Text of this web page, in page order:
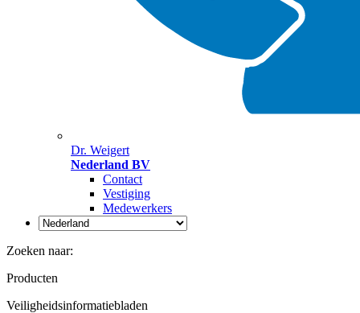
Dr. Weigert
Nederland BV
Contact
Vestiging
Medewerkers
Zoeken naar:
Producten
Veiligheidsinformatiebladen